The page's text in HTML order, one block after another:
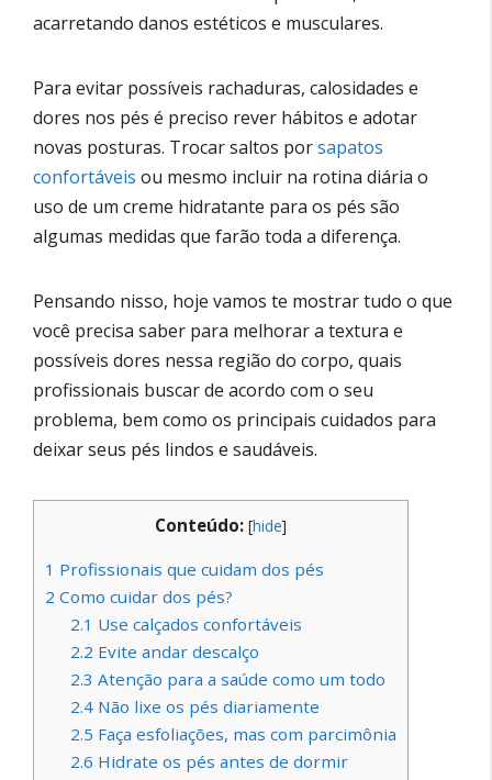
acarretando danos estéticos e musculares.
Para evitar possíveis rachaduras, calosidades e
dores nos pés é preciso rever hábitos e adotar
novas posturas. Trocar saltos porsapatos
confortáveis ou mesmo incluir na rotina diária o
uso de um creme hidratante para os pés são
algumas medidas que farão toda a diferença.
Pensando nisso, hoje vamos te mostrar tudo o que
você precisa saber para melhorar a textura e
possíveis dores nessa região do corpo, quais
profissionais buscar de acordo com o seu
problema, bem como os principais cuidados para
deixar seus pés lindos e saudáveis.
Conteúdo: [hide]
1 Profissionais que cuidam dos pés
2 Como cuidar dos pés?
2.1 Use calçados confortáveis
2.2 Evite andar descalço
2.3 Atenção para a saúde como um todo
2.4Não lixe os pés diariamente
2.5 Faça esfoliações, mas com parcimônia
2.6 Hidrate os pés antes de dormir